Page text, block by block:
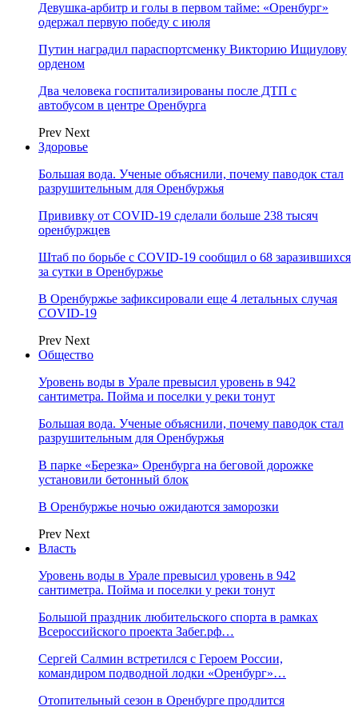
Девушка-арбитр и голы в первом тайме: «Оренбург»
одержал первую победу с июля
Путин наградил параспортсменку Викторию Ищиулову
орденом
Два человека госпитализированы после ДТП с
автобусом в центре Оренбурга
Prev Next
Здоровье
Большая вода. Ученые объяснили, почему паводок стал
разрушительным для Оренбуржья
Прививку от COVID-19 сделали больше 238 тысяч
оренбуржцев
Штаб по борьбе с СOVID-19 сообщил о 68 заразившихся
за сутки в Оренбуржье
В Оренбуржье зафиксировали еще 4 летальных случая
COVID-19
Prev Next
Общество
Уровень воды в Урале превысил уровень в 942
сантиметра. Пойма и поселки у реки тонут
Большая вода. Ученые объяснили, почему паводок стал
разрушительным для Оренбуржья
В парке «Березка» Оренбурга на беговой дорожке
установили бетонный блок
В Оренбуржье ночью ожидаются заморозки
Prev Next
Власть
Уровень воды в Урале превысил уровень в 942
сантиметра. Пойма и поселки у реки тонут
Большой праздник любительского спорта в рамках
Всероссийского проекта Забег.рф…
Сергей Салмин встретился с Героем России,
командиром подводной лодки «Оренбург»…
Отопительный сезон в Оренбурге продлится